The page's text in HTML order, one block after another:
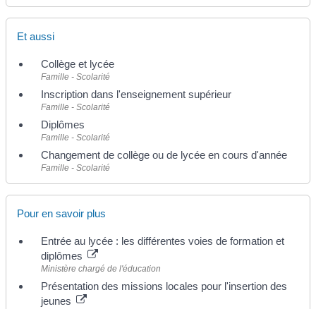
Et aussi
Collège et lycée
Famille - Scolarité
Inscription dans l'enseignement supérieur
Famille - Scolarité
Diplômes
Famille - Scolarité
Changement de collège ou de lycée en cours d'année
Famille - Scolarité
Pour en savoir plus
Entrée au lycée : les différentes voies de formation et
diplômes
Ministère chargé de l'éducation
Présentation des missions locales pour l'insertion des
jeunes